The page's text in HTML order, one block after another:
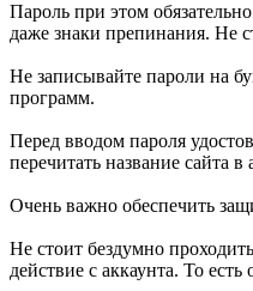
Пароль при этом
даже знаки препинания. Не
Не записывайте пароли на
программ.
Перед вводом пароля
перечитать название сайта в
Очень важно обеспечить
Не стоит бездумно
действие с аккаунта. То